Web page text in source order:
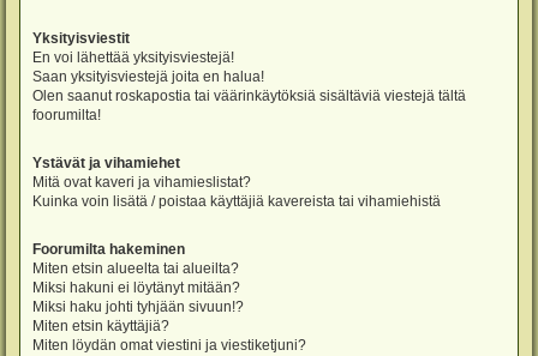
Yksityisviestit
En voi lähettää yksityisviestejä!
Saan yksityisviestejä joita en halua!
Olen saanut roskapostia tai väärinkäytöksiä sisältäviä viestejä tältä
foorumilta!
Ystävät ja vihamiehet
Mitä ovat kaveri ja vihamieslistat?
Kuinka voin lisätä / poistaa käyttäjiä kavereista tai vihamiehistä
Foorumilta hakeminen
Miten etsin alueelta tai alueilta?
Miksi hakuni ei löytänyt mitään?
Miksi haku johti tyhjään sivuun!?
Miten etsin käyttäjiä?
Miten löydän omat viestini ja viestiketjuni?